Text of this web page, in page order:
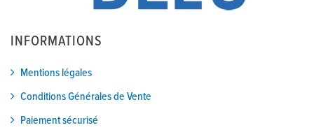
INFORMATIONS
Mentions légales
Conditions Générales de Vente
Paiement sécurisé